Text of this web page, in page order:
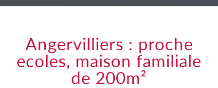
angervilliers : proche
ecoles, maison familiale
de 200m²